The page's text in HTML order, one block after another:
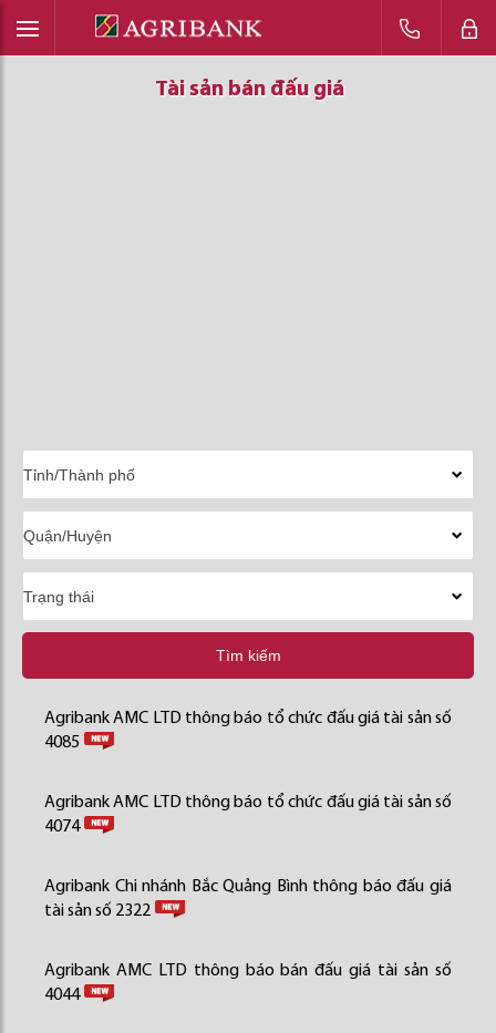
Tài sản bán đấu giá
Tài sản bán đấu giá
Tài sản bán đấu giá
Tìm kiếm
Agribank AMC LTD thông báo tổ chức đấu giá tài sản số
4085
Agribank AMC LTD thông báo tổ chức đấu giá tài sản số
4074
Agribank Chi nhánh Bắc Quảng Bình thông báo đấu giá
tài sản số 2322
Agribank AMC LTD thông báo bán đấu giá tài sản số
4044